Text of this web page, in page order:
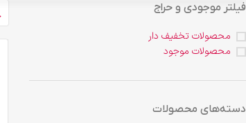
فیلتر موجودی و حراج
محصولات تخفیف دار
محصولات موجود
دسته‌های محصولات